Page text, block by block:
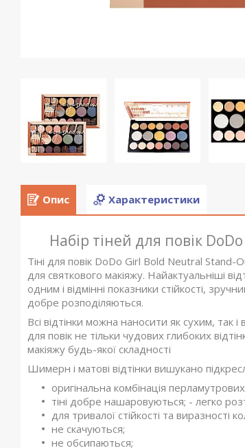
Опис Характеристики
Набір тіней для повік
Тіні для повік DoDo Girl Bold Neutral Stand-
для святкового макіяжу. Найактуальніші
одним і відмінні показники стійкості,
добре розподіляються.
Всі відтінки можна наносити як сухим, так
для повік не тільки чудових глибоких
макіяжу будь-якої складності
Шимерн і матові відтінки вишукано
оригінальна комбінація
тіні добре нашаровуються; - легко
для тривалої стійкості та виразності
не скачуються;
не обсипаються;